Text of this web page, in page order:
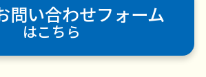
害虫駆除
問い合わせフォーム
はこちら